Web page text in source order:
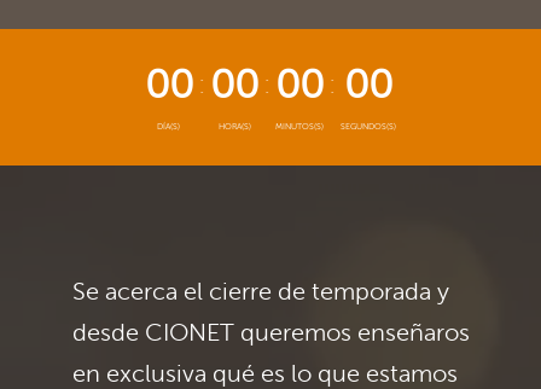
00
DÍA(S)
00
HORA(S)
00
MINUTOS(S)
00
SEGUNDOS(S)
Se acerca el cierre de temporada y
desde CIONET queremos enseñaros
en exclusiva qué es lo que estamos